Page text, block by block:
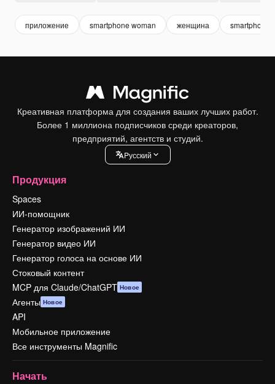
приложение smartphone woman женщина smartphone
Креативная платформа для создания ваших лучших работ.
Более 1 миллиона подписчиков среди креаторов,
предприятий, агентств и студий.
Pусский
Продукция
Spaces
ИИ-помощник
Генератор изображений ИИ
Генератор видео ИИ
Генератор голоса на основе ИИ
Стоковый контент
MCP для Claude/ChatGPT Новое
Агенты Новое
API
Мобильное приложение
Все инструменты Magnific
Начать